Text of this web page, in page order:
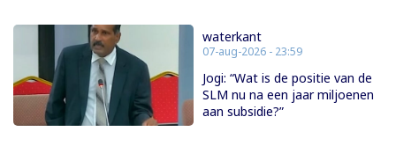
waterkant
07-aug-2026 - 23:59
Jogi: “Wat is de positie van de
SLM nu na een jaar miljoenen
aan subsidie?”